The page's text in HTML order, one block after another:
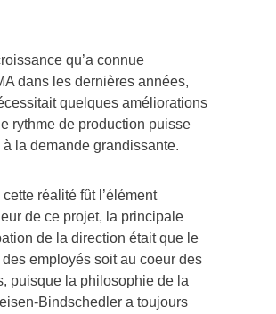
qu’a connue
dans les dernières années,
quelques améliorations
rythme de production puisse
à la demande grandissante.
réalité fût l’élément
de ce projet, la principale
de la direction était que le
des employés soit au coeur des
puisque la philosophie de la
Bindschedler a toujours